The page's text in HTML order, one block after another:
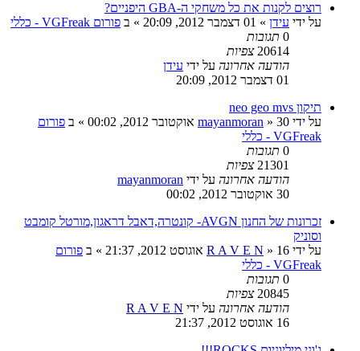
רוצים לקנות את כל משחקי ה-GBA היפניים?
על ידי עידן » 01 דצמבר 2012, 20:09 » ב פורום VGFreak - כללי
0 תגובות
20614 צפיות
הודעה אחרונה על ידי עידן
01 דצמבר 2012, 20:09
תיקון neo geo mvs
על ידי
mayanmoran » 30 אוקטובר 2012, 00:02 » ב פורום
VGFreak - כללי
0 תגובות
21301 צפיות
הודעה אחרונה על ידי mayanmoran
30 אוקטובר 2012, 00:02
זכרונות של החנון AVGN- קונטרה,דאבל דראגון,מורטל קומבט
וסוניק
על ידי
R A V E N » 16 אוגוסט 2012, 21:37 » ב פורום
VGFreak - כללי
0 תגובות
20845 צפיות
הודעה אחרונה על ידי R A V E N
16 אוגוסט 2012, 21:37